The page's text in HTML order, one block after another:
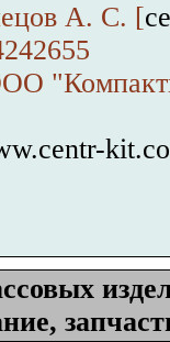
А. С. [